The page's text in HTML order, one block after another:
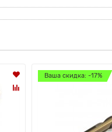
Ваша скидка: -17%